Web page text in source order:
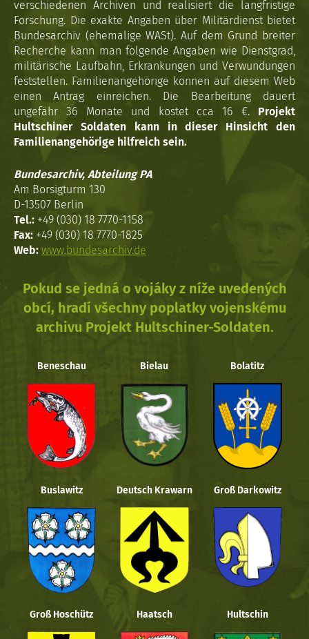
verschiedenen Archiven und realisiert die langfristige
Forschung. Die exakte Angaben über Militärdienst bietet
Bundesarchiv (ehemalige WASt). Auf dem Grund breiter
Recherche kann man folgende Angaben wie Dienstgrad,
militärische Laufbahn, Erkrankungen und Verwundungen
feststellen. Familienangehörige können auf diesem Web
einen Antrag einreichen. Die Bearbeitung dauert
ungefähr 36 Monate und kostet cca 16 €. Projekt
Hultschiner Soldaten kann in dieser Hinsicht den
Familienangehörige hilfreich sein.
Bundesarchiv, Abteilung PA
Am Borsigturm 130
D-13507 Berlin
Tel.: +49 (030) 18 7770-1158
Fax: +49 (030) 18 7770-1825
Web: www.bundesarchiv.de
Pokud se jedná o vojáky z níže uvedených
obcí, hradí všechny poplatky vojenskému
archivu Projekt Hultschiner-Soldaten.
Beneschau Bielau Bolatitz
Buslawitz Deutsch Krawarn Groß Darkowitz
Groß Hoschütz Haatsch Hultschin